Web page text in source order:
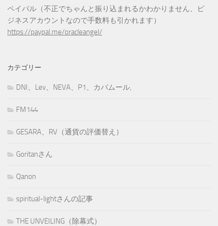
ペイパル（不正でちゃんと振り込まれるかわかりません、ビ
ジネスアカウントなので手数料も引かれます）
https://paypal.me/oracleangel/
カテゴリー
DNI、Lev、NEVA、P1、カバムール,
FM144
GESARA、RV（通貨の評価替え）
Goritanさん
Qanon
spiritual-lightさんの記事
THE UNVEILING（除幕式）